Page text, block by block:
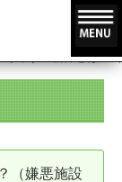
りやすい物件とは？
（嫌悪施設